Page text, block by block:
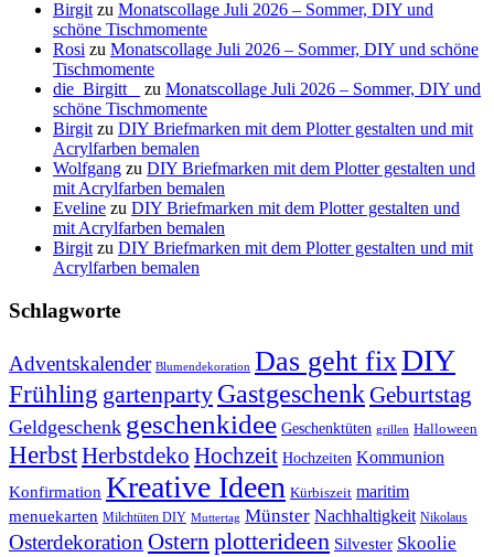
Birgit zu Monatscollage Juli 2026 – Sommer, DIY und
schöne Tischmomente
Rosi zu Monatscollage Juli 2026 – Sommer, DIY und schöne
Tischmomente
die_Birgitt _
zu Monatscollage Juli 2026 – Sommer, DIY und
schöne Tischmomente
Birgit zu DIY Briefmarken mit dem Plotter gestalten und mit
Acrylfarben bemalen
Wolfgang zu DIY Briefmarken mit dem Plotter gestalten und
mit Acrylfarben bemalen
Eveline zu DIY Briefmarken mit dem Plotter gestalten und
mit Acrylfarben bemalen
Birgit zu DIY Briefmarken mit dem Plotter gestalten und mit
Acrylfarben bemalen
Schlagworte
Adventskalender Blumendekoration Das geht fixDIY
Frühling gartenparty GastgeschenkGeburtstag
Geldgeschenk geschenkidee Geschenktüten grillen Halloween
HerbstHerbstdeko Hochzeit Hochzeiten Kommunion
Konfirmation Kreative Ideen Kürbiszeit maritim
menuekarten Milchtüten DIY Muttertag Münster Nachhaltigkeit Nikolaus
OsterdekorationOstern plotterideen Silvester Skoolie